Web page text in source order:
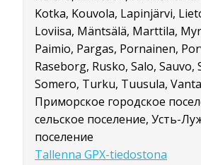
Kotka, Kouvola, Lapinjärvi,
Loviisa, Mäntsälä, Marttila,
Paimio, Pargas, Pornainen,
Raseborg, Rusko, Salo, Sauvo,
Somero, Turku, Tuusula,
Приморское городское
сельское поселение, Усть-
поселение
Tallenna GPX-tiedostona